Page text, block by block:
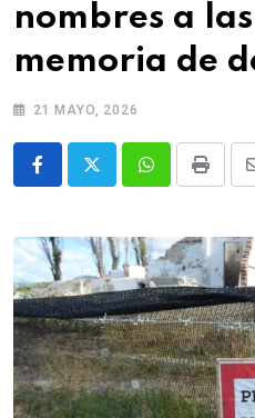
nombres a
memoria de
21 MAYO, 2026
WhatsappPrint